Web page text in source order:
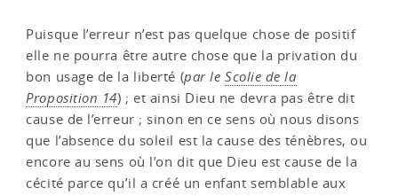
Puisque l’erreur n’est pas quelque chose de positif
elle ne pourra être autre chose que la privation du
bon usage de la liberté (par le Scolie de la
Proposition 14) ; et ainsi Dieu ne devra pas être dit
cause de l’erreur ; sinon en ce sens où nous disons
que l’absence du soleil est la cause des ténèbres, ou
encore au sens où l’on dit que Dieu est cause de la
cécité parce qu’il a créé un enfant semblable aux